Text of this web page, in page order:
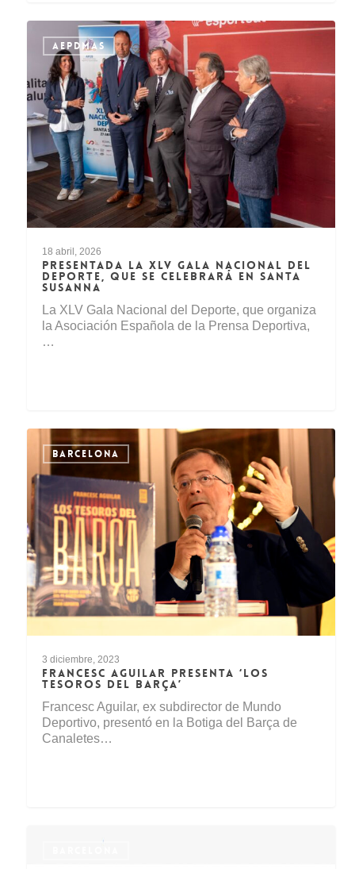
AEPDMAS
18 abril, 2026
PRESENTADA LA XLV GALA NACIONAL DEL
DEPORTE, QUE SE CELEBRARÁ EN SANTA
SUSANNA
La XLV Gala Nacional del Deporte, que organiza
la Asociación Española de la Prensa Deportiva,
…
BARCELONA
3 diciembre, 2023
FRANCESC AGUILAR PRESENTA ‘LOS
TESOROS DEL BARÇA’
Francesc Aguilar, ex subdirector de Mundo
Deportivo, presentó en la Botiga del Barça de
Canaletes…